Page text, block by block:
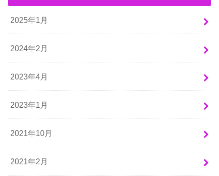
2025年1月
2024年2月
2023年4月
2023年1月
2021年10月
2021年2月